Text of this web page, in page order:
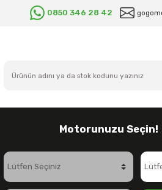
0850 346 28 42
Motorunuzu Seçin!